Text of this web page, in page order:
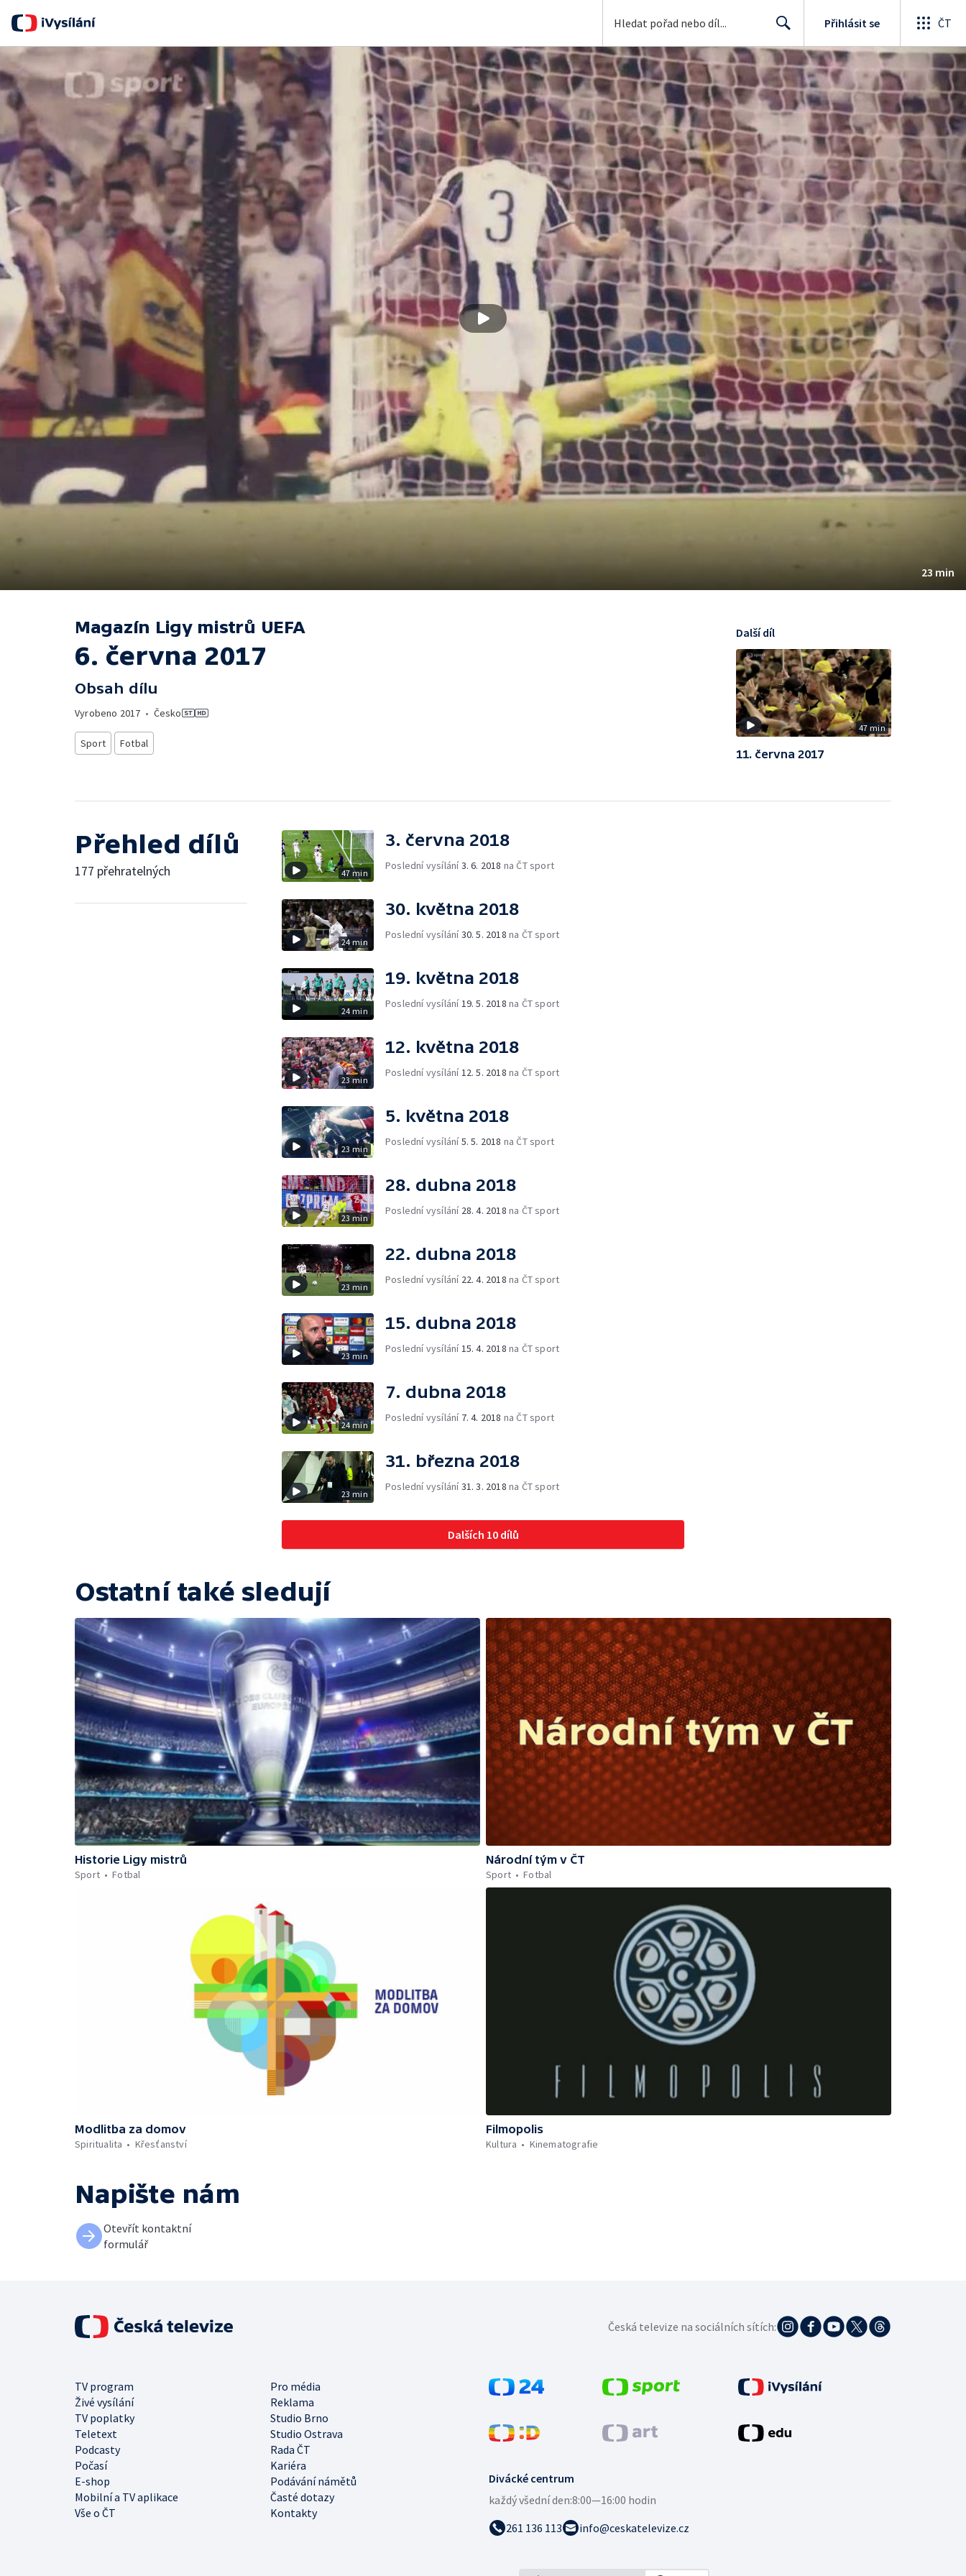
Search
Přihlásit se ČT
23 min
Magazín Ligy mistrů UEFA
6. června 2017
Obsah dílu
Vyrobeno 2017 • Česko
Sport Fotbal
47 min
Další díl
11. června 2017
Přehled dílů
177 přehratelných 47 min
3. června 2018
Poslední vysílání3. 6. 2018 na ČT sport
24 min
30. května 2018
Poslední vysílání30. 5. 2018 na ČT sport
24 min
19. května 2018
Poslední vysílání 19. 5. 2018 na ČT sport
23 min
12. května 2018
Poslední vysílání 12. 5. 2018 na ČT sport
23 min
5. května 2018
Poslední vysílání5. 5. 2018 na ČT sport
23 min
28. dubna 2018
Poslední vysílání 28. 4. 2018 na ČT sport
23 min
22. dubna 2018
Poslední vysílání 22. 4. 2018 na ČT sport
23 min
15. dubna 2018
Poslední vysílání 15. 4. 2018 na ČT sport
24 min
7. dubna 2018
Poslední vysílání 7. 4. 2018 na ČT sport
23 min
31. března 2018
Poslední vysílání31. 3. 2018 na ČT sport
Dalších 10 dílů
Ostatní také sledují
Historie Ligy mistrů
Sport
Fotbal
Národní tým v ČT
Sport
Fotbal
Modlitba za domov
Spiritualita
Křesťanství
Filmopolis
Kultura
Kinematografie
Napište nám
Otevřít kontaktní
formulář
Divácké centrum
každý všední den:8:00—16:00 hodin
261 136 113
info@ceskatelevize.cz
TV program
Pro média
Živé vysílání
Reklama
TV poplatky
Studio Brno
Teletext
Studio Ostrava
Podcasty
Rada ČT
Počasí
Kariéra
E-shop
Podávání námětů
Mobilní a TV aplikace
Časté dotazy
Vše o ČT
Kontakty
Česká televize na sociálních sítích: